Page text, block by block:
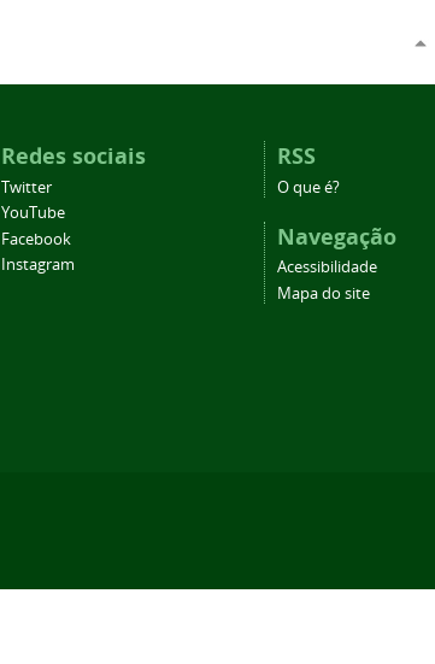
Redes sociais
Twitter
YouTube
Facebook
Instagram
RSS
O que é?
Navegação
Acessibilidade
Mapa do site